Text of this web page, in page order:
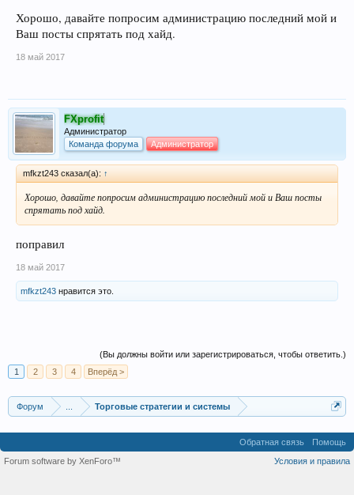
Хорошо, давайте попросим администрацию последний мой и
Ваш посты спрятать под хайд.
18 май 2017
FXprofit
Администратор
Команда форума
Администратор
mfkzt243 сказал(а): ↑
Хорошо, давайте попросим администрацию последний мой и Ваш посты
спрятать под хайд.
поправил
18 май 2017
mfkzt243 нравится это.
(Вы должны войти или зарегистрироваться, чтобы ответить.)
1
2 3 4 Вперёд >
Форум ... Торговые стратегии и системы
Обратная связь
Помощь
Условия и правила
Forum software by XenForo™